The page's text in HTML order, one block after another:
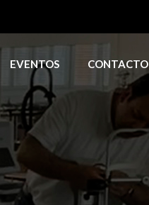
EVENTOS CONTACTO